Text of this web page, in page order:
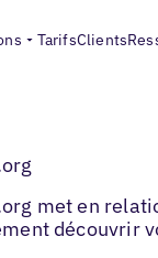
TarifsClients
met en
découvrir